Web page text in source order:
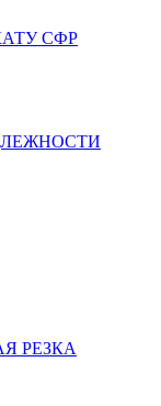
СФР
РЕЗКА